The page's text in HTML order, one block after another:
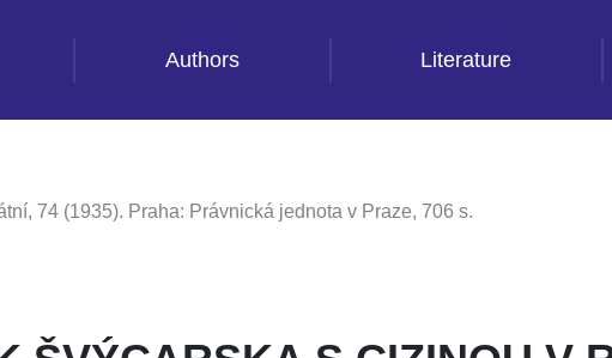
Authors Literature
74 (1935). Praha: Právnická jednota v Praze, 706 s.